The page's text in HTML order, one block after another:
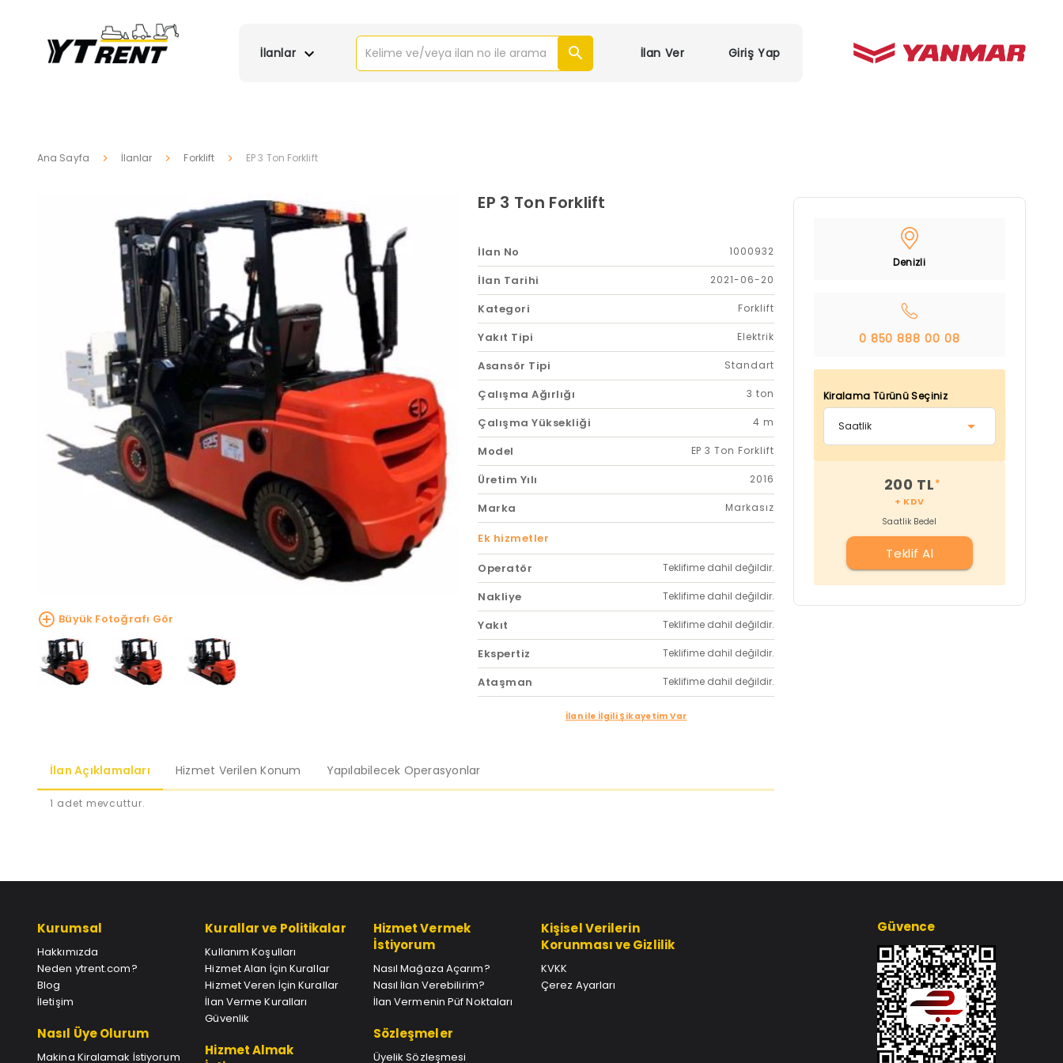
İlanlar İlan Ver Giriş Yap
Ana Sayfa İlanlar Forklift EP 3 Ton Forklift
Büyük Fotoğrafı Gör
EP 3 Ton Forklift
İlan No 1000932
İlan Tarihi 2021-06-20
Kategori Forklift
Yakıt Tipi Elektrik
Asansör Tipi Standart
Çalışma Ağırlığı 3 ton
Çalışma Yüksekliği 4 m
Model EP 3 Ton Forklift
Üretim Yılı 2016
Marka Markasız
Ek hizmetler
Operatör
Teklifime dahil değildir.
Nakliye Teklifime dahil değildir.
Yakıt Teklifime dahil değildir.
Ekspertiz Teklifime dahil değildir.
Ataşman Teklifime dahil değildir.
İlan ile İlgili Şikayetim Var
İlan Açıklamaları Hizmet Verilen Konum Yapılabilecek Operasyonlar
1 adet mevcuttur.
Denizli
0 850 888 00 08
Kiralama Türünü Seçiniz
200 TL*
+ KDV
Saatlik Bedel
Teklif Al
Kurumsal
Hakkımızda
Neden ytrent.com?
Blog
İletişim
Nasıl Üye Olurum
Makina Kiralamak İstiyorum
Kurallar ve Politikalar
Kullanım Koşulları
Hizmet Alan İçin Kurallar
Hizmet Veren İçin Kurallar
İlan Verme Kuralları
Güvenlik
Hizmet Almak
Hizmet Vermek
İstiyorum
Nasıl Mağaza Açarım?
Nasıl İlan Verebilirim?
İlan Vermenin Püf Noktaları
Sözleşmeler
Üyelik Sözleşmesi
Kişisel Verilerin
Korunması ve Gizlilik
KVKK
Çerez Ayarları
Güvence